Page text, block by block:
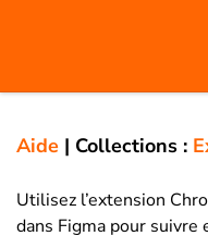
Aide | Collections :
Utilisez l’extension
dans Figma pour